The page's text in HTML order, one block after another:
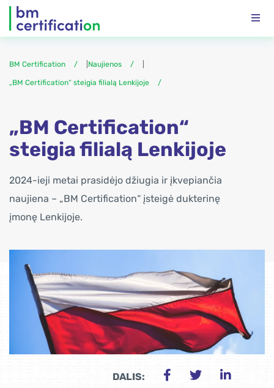
BM Certification Naujienos
„BM Certification“ steigia filialą Lenkijoje
„BM Certification“
steigia filialą Lenkijoje
2024-ieji metai prasidėjo džiugia ir įkvepiančia
naujiena – „BM Certification“ įsteigė dukterinę
įmonę Lenkijoje.
DALIS: